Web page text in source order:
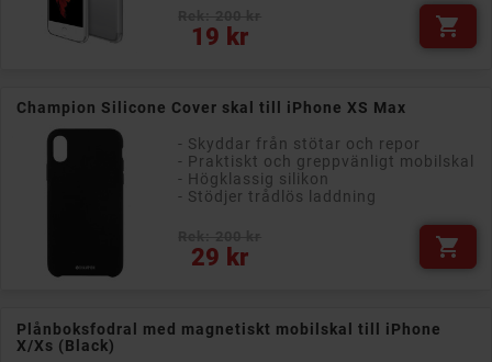
19 kr
Pris 
Champion Silicone Cover skal till iPhone XS Max
- Skyddar från stötar och repor
- Praktiskt och greppvänligt mobilskal
- Högklassig silikon
- Stödjer trådlös laddning
29 kr
Pris 
Plånboksfodral med magnetiskt mobilskal till iPhone
X/Xs (Black)